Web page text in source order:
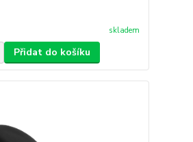
skladem
Přidat do košíku